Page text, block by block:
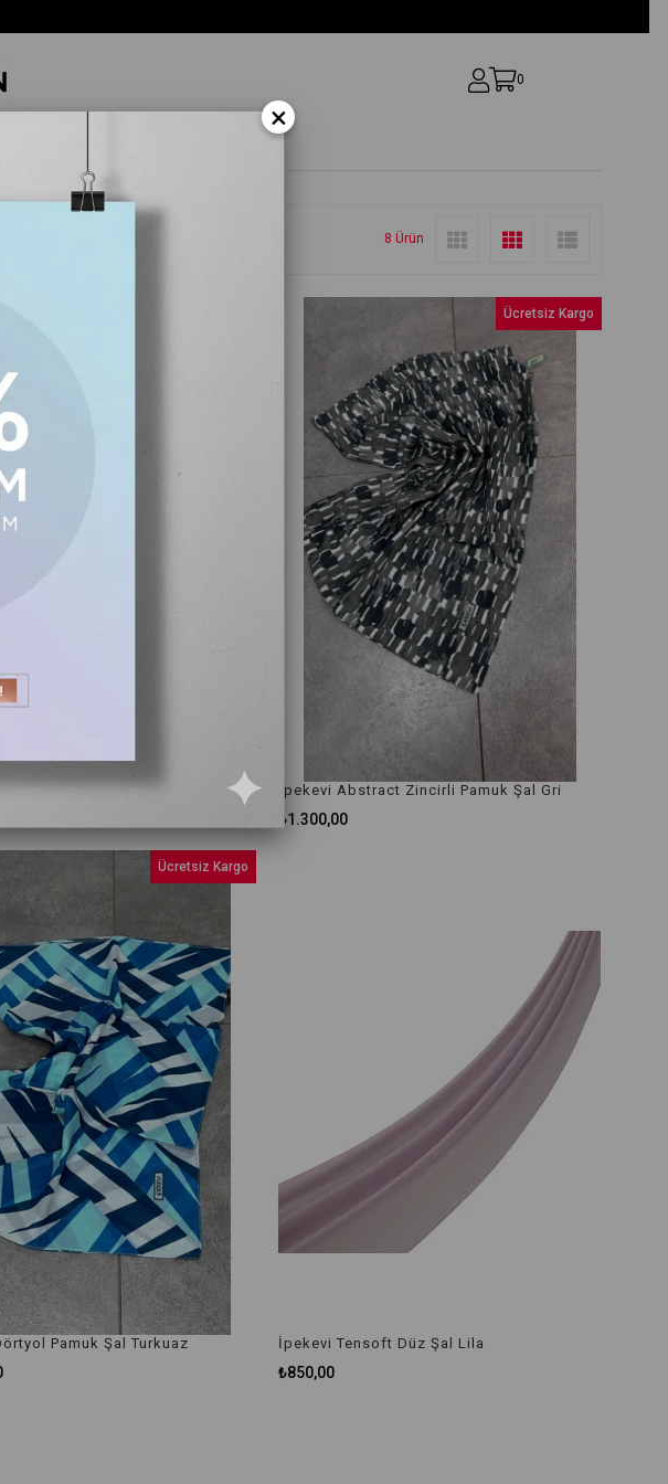
0
8 Ürün
Benek Pamuk Şal Bej İpekevi Abstract Zincirli Pamuk Şal Gri
₺1.300,00
Ücretsiz Kargo
Pamuk Şal Turkuaz
Ücretsiz Kargo
İpekevi Tensoft Düz Şal Lila
₺850,00
×